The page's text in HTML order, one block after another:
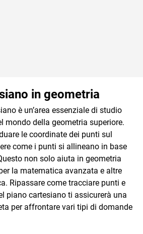
in geometria
è un’area essenziale di studio
mondo della geometria superiore.
le coordinate dei punti sul
come i punti si allineano in base
non solo aiuta in geometria
la matematica avanzata e altre
Ripassare come tracciare punti e
piano cartesiano ti assicurerà una
per affrontare vari tipi di domande